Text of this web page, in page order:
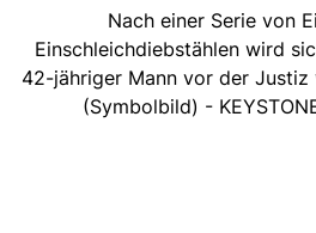
Nach einer Serie von
Einschleichdiebstählen wird
42-jähriger Mann vor der Justiz
(Symbolbild) -